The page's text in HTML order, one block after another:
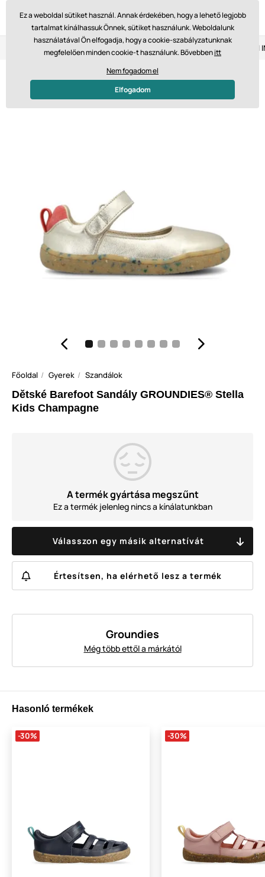
Visszaküldés 14 napon belül Gyors szállítás 61 475 Ft-tól
Főoldal Gyerek Szandálok
Dětské Barefoot Sandály GROUNDIES® Stella
Kids Champagne
A termék gyártása megszűnt
Ez a termék jelenleg nincs a kínálatunkban
Válasszon egy másik alternatívát
Értesítsen, ha elérhető lesz a termék
Groundies
Még több ettől a márkától
Hasonló termékek
-30% -30%
Ez a weboldal sütiket használ. Annak érdekében, hogy a lehető legjobb
tartalmat kínálhassuk Önnek, sütiket használunk. Weboldalunk
használatával Ön elfogadja, hogy a cookie-szabályzatunknak
megfelelően minden cookie-t használunk. Bővebbenitt
Nem fogadom el
Elfogadom